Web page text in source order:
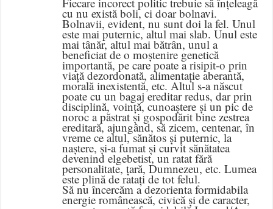
cu nu există boli, ci doar bolnavi.
Bolnavii, evident, nu sunt doi la fel. Unul
este mai puternic, altul mai slab. Unul este
mai tânăr, altul mai bătrân, unul a
beneficiat de o moștenire genetică
importantă, pe care poate a risipit-o prin
viață dezordonată, alimentație aberantă,
morală inexistentă, etc. Altul s-a născut
poate cu un bagaj ereditar redus, dar prin
disciplină, voință, cunoaștere și un pic de
noroc a păstrat și gospodărit bine zestrea
ereditară, ajungând, să zicem, centenar, în
vreme ce altul, sănătos și puternic, la
naștere, și-a fumat și curvit sănătatea
devenind elgebetist, un ratat fără
personalitate, țară, Dumnezeu, etc. Lumea
este plină de ratați de tot felul.
Să nu încercăm a dezorienta formidabila
energie românească, civică și de caracter,